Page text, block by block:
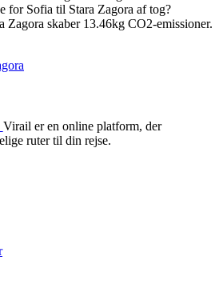
for Sofia til Stara Zagora af tog?
Zagora skaber 13.46kg CO2-emissioner.
Virail er en online platform, der
ruter til din rejse.